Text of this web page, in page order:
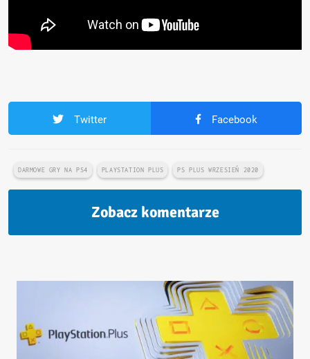
Twitter Facebook
DARMOWE GRY NA PS4 PLAYSTATION PLUS PS PLUS WRZESIEŃ 2020
Zobacz komentarze